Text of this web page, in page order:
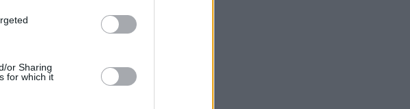
or Sharing
for which it